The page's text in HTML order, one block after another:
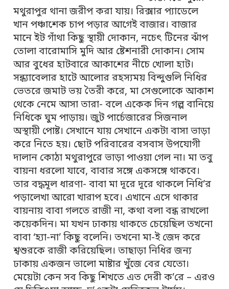
মথুরাপুর থানা জরীপ করা যায়। রিক্সার প্যাডেলে
খান পঞ্চাশেক চাপ পড়ার আগেই বাজার। বাজার
মানে ইট গাঁথা কিছু স্থায়ী দোকান, নচেৎ টিনের ঝাঁপ
তোলা বারোমাসি মুদি আর ষ্টেশনারী দোকান। সোম
আর বুধের হাটবারে আকাশের নীচে খোলা হাট।
সন্ধ্যাবেলার হাটে আলোর রহস্যময় বিন্দুগুলি নিধির
ভেতরে জমাট ভয় তৈরী করে, মা সেগুলোকে আকাশ
থেকে নেমে আসা তারা- বলে একেক দিন গল্প বানিয়ে
নিধিকে ঘুম পাড়ায়। জুট পার্চেজারের সিজনাল
অস্থায়ী পোষ্ট। সেখানে যায় সেখানে একটা বাসা ভাড়া
করে নিতে হয়। ছোট পরিবারের বসবাস উপযোগী
দালান কোঠা মথুরাপুরে ভাড়া পাওয়া গেল না। মা তবু
বায়না ধরলো যাবে, বাবার সঙ্গে একসঙ্গে থাকবে।
তার বদ্ধমূল ধারণা- বাবা মা দূরে দূরে থাকলে নিধি’র
পড়ালেখা আরো খারাপ হবে। এখানে এসে থাকার
বায়নায় বাবা গলতে রাজী না, কথা বলা বন্ধ রাখলো
কয়েকদিন। মা যখন ঢাকায় থাকতে চেয়েছিল তখনো
বাবা ‘হ্যা-না’ কিছু বলেনি। তখনো মা-ই জেদ করে
শ্বশুরকে রাজী করিয়েছিল। তাছাড়া নিধির জন্য
ঢাকায় একজন ভালো মাষ্টার খুঁজে বের যেতো।
মেয়েটা কেন সব কিছু শিখতে এত দেরী ক’রে – এরও